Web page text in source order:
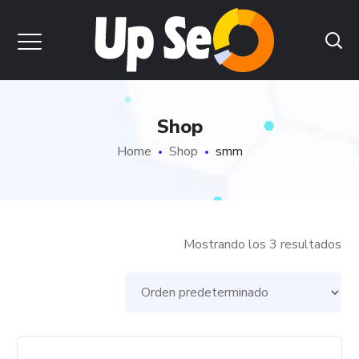
Shop
Home Shop smm
Mostrando los 3 resultados